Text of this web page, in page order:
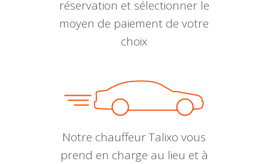
réservation et sélectionner le
moyen de paiement de votre
choix
Notre chauffeur Talixo vous
prend en charge au lieu et à